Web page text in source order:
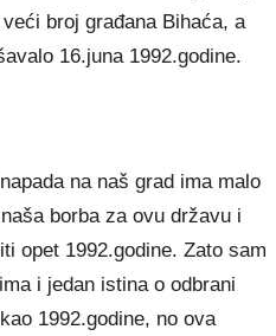
broj građana Bihaća, a
16.juna 1992.godine.
na naš grad ima malo
borba za ovu državu i
opet 1992.godine. Zato sam
i jedan istina o odbrani
1992.godine, no ova